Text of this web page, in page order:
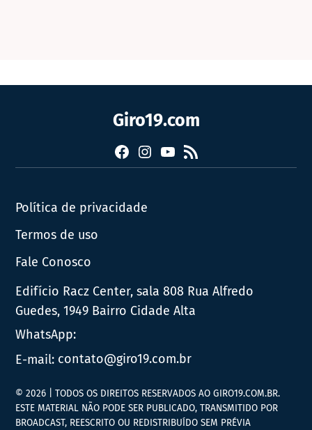
Giro19.com
FacebookInstagram
YouTube
RSS
Política de privacidade
Termos de uso
Fale Conosco
Edifício Racz Center, sala 808 Rua Alfredo
Guedes, 1949 Bairro Cidade Alta
WhatsApp:
E-mail: contato@giro19.com.br
© 2026 | TODOS OS DIREITOS RESERVADOS AO GIRO19.COM.BR.
ESTE MATERIAL NÃO PODE SER PUBLICADO, TRANSMITIDO POR
BROADCAST, REESCRITO OU REDISTRIBUÍDO SEM PRÉVIA